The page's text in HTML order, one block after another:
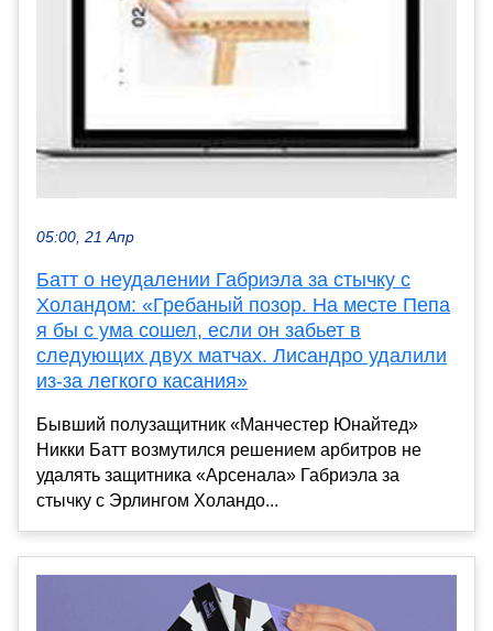
05:00, 21 Апр
Батт о неудалении Габриэла за стычку с
Холандом: «Гребаный позор. На месте Пепа
я бы с ума сошел, если он забьет в
следующих двух матчах. Лисандро удалили
из-за легкого касания»
Бывший полузащитник «Манчестер Юнайтед»
Никки Батт возмутился решением арбитров не
удалять защитника «Арсенала» Габриэла за
стычку с Эрлингом Холандо...